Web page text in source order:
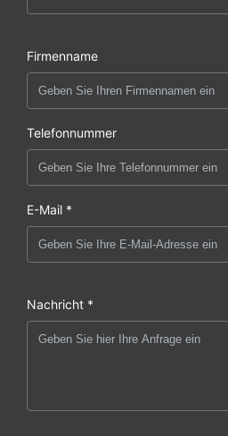
Firmenname
Telefonnummer
E-Mail *
Nachricht *